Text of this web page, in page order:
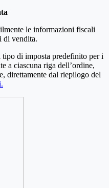
le informazioni fiscali
di vendita.
di imposta predefinito per i
a ciascuna riga dell’ordine,
direttamente dal riepilogo del